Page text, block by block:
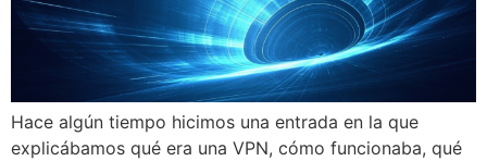
Hace algún tiempo hicimos una entrada en la que
explicábamos qué era una VPN, cómo funcionaba, qué